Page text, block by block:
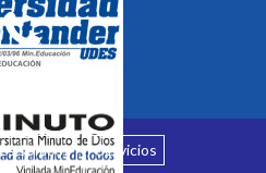
somos? Servicios